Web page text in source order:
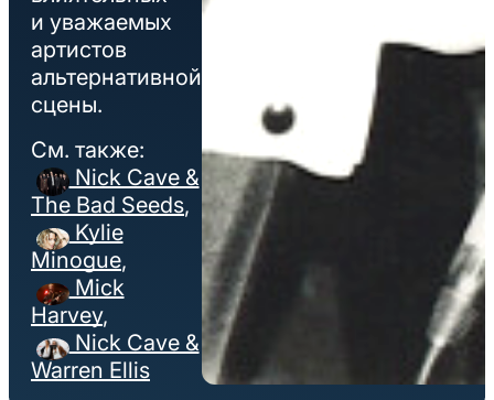
и уважаемых
артистов
альтернативной
сцены.
См. также:
Nick Cave &
The Bad Seeds,
Kylie
Minogue,
Mick
Harvey,
Nick Cave &
Warren Ellis